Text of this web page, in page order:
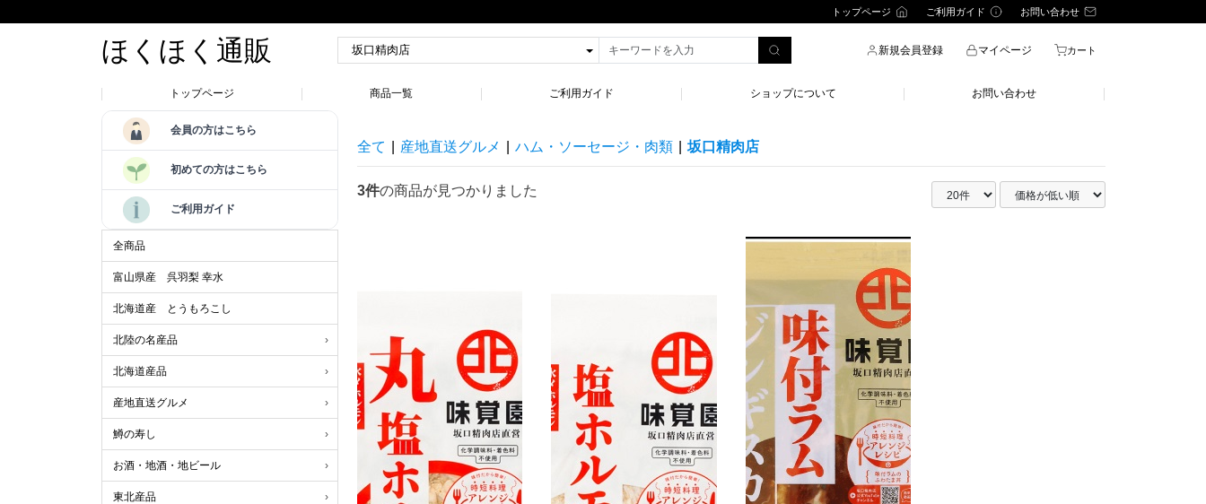
トップページ ご利用ガイド お問い合わせ
ほくほく通販 新規会員登録 マイページ カート
トップページ 商品一覧 ご利用ガイド ショップについて お問い合わせ
会員の方はこちら
初めての方はこちら
ご利用ガイド
全商品
富山県産 呉羽梨 幸水
北海道産 とうもろこし
北陸の名産品
北海道産品
産地直送グルメ
鱒の寿し
お酒・地酒・地ビール
東北産品
全て 産地直送グルメ ハム・ソーセージ・肉類 坂口精肉店
3件の商品が見つかりました